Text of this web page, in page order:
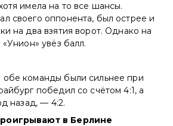
имела на то все шансы.
своего оппонента, был острее и
на два взятия ворот. Однако на
увёз балл.
команды были сильнее при
победил со счётом 4:1, а
назад, — 4:2.
в Берлине